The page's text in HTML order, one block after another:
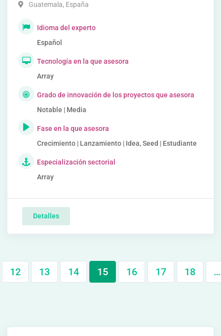
Guatemala, España
Idioma del experto
Español
Tecnología en la que asesora
Array
Grado de innovación de los proyectos que asesora
Notable | Media
Fase en la que asesora
Crecimiento | Lanzamiento | Idea, Seed | Estudiante
Especialización sectorial
Array
Detalles
12 13 14 15 16 17 18 …